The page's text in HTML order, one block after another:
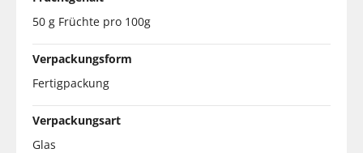
50 g Früchte pro 100g
Verpackungsform
Fertigpackung
Verpackungsart
Glas